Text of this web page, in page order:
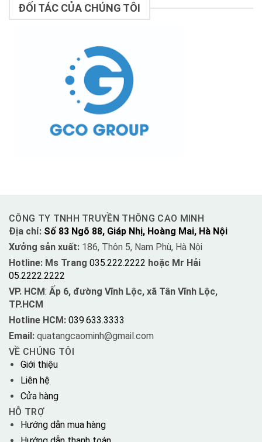
ĐỐI TÁC CỦA CHÚNG TÔI
CÔNG TY TNHH TRUYỀN THÔNG CAO MINH
Địa chỉ: Số 83 Ngõ 88, Giáp Nhị, Hoàng Mai, Hà Nội
Xưởng sản xuất: 186, Thôn 5, Nam Phù, Hà Nội
Hotline: Ms Trang 035.222.2222 hoặc Mr Hải
05.2222.2222
VP. HCM: Ấp 6, đường Vĩnh Lộc, xã Tân Vĩnh Lộc,
TP.HCM
Hotline HCM: 039.633.3333
Email: quatangcaominh@gmail.com
VỀ CHÚNG TÔI
Giới thiệu
Liên hệ
Cửa hàng
HỖ TRỢ
Hướng dẫn mua hàng